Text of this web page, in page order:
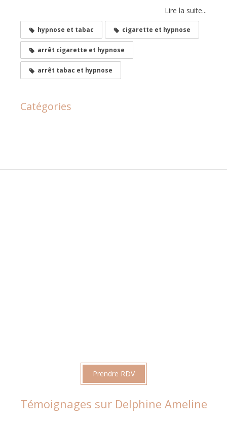
Lire la suite...
hypnose et tabac cigarette et hypnose
arrêt cigarette et hypnose
arrêt tabac et hypnose
Catégories
Prendre RDV
Témoignages sur Delphine Ameline